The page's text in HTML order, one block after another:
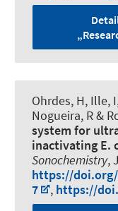
Ohrdes, H, Ille,
Nogueira, R&
system for
inactivating E.
Sonochemistry,
https://doi.org/
7
, https://